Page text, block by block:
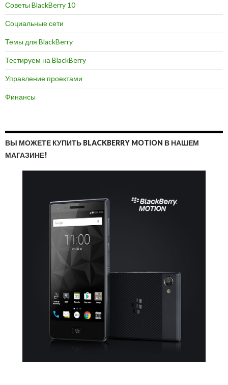
Советы BlackBerry 10
Социальные сети
Темы для BlackBerry
Тестируем на BlackBerry
Управление проектами
Финансы
ВЫ МОЖЕТЕ КУПИТЬ BLACKBERRY MOTION В НАШЕМ
МАГАЗИНЕ!